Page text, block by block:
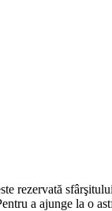
rezervată
a ajunge la o